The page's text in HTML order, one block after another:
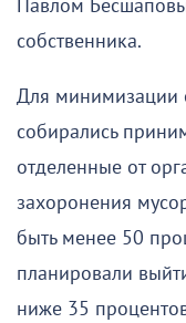
Павлом
собственника.
Для минимизации
собирались
отделенные от
захоронения
быть менее 50
планировали
ниже 35